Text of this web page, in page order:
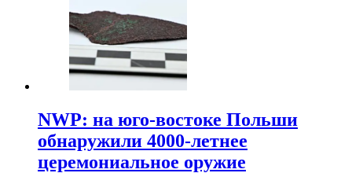
NWP: на юго-востоке Польши
обнаружили 4000-летнее
церемониальное оружие